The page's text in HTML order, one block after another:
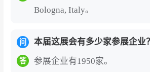
Bologna, Italy。
问 本届这展会有多少家参展企业？
答 参展企业有1950家。